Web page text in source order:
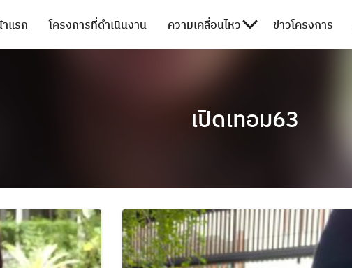
แรก โครงการที่ดำเนินงาน ความเคลื่อนไหว ข่าวโครงการ
เปิดเทอม63